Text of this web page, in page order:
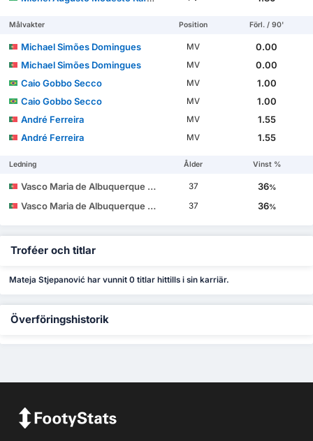
Målvakter Position Förl. / 90'
Michael Simões Domingues MV
0.00
Michael Simões Domingues
MV
0.00
Caio Gobbo Secco
MV
1.00
Caio Gobbo Secco
MV
1.00
André Ferreira
MV
1.55
André Ferreira
MV 1.55
Ledning Ålder Vinst %
Vasco Maria de Albuquerque Botelho da Costa 37 36%
Vasco Maria de Albuquerque Botelho da Costa 37 36%
Troféer och titlar
Mateja Stjepanović har vunnit 0 titlar hittills i sin karriär.
Överföringshistorik